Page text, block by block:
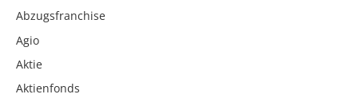
Abzugsfranchise
Agio
Aktie
Aktienfonds